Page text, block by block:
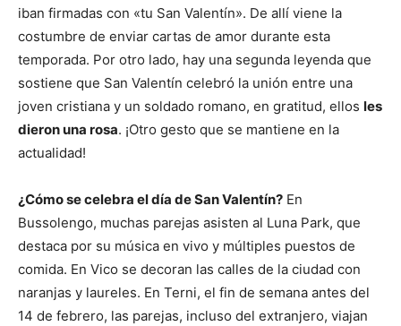
iban firmadas con «tu San Valentín». De allí viene la
costumbre de enviar cartas de amor durante esta
temporada. Por otro lado, hay una segunda leyenda que
sostiene que San Valentín celebró la unión entre una
joven cristiana y un soldado romano, en gratitud, ellos les
dieron una rosa. ¡Otro gesto que se mantiene en la
actualidad!
¿Cómo se celebra el día de San Valentín? En
Bussolengo, muchas parejas asisten al Luna Park, que
destaca por su música en vivo y múltiples puestos de
comida. En Vico se decoran las calles de la ciudad con
naranjas y laureles. En Terni, el fin de semana antes del
14 de febrero, las parejas, incluso del extranjero, viajan